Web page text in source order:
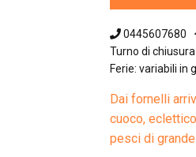
0445607680
Turno di
Ferie: variabili in
Dai fornelli
cuoco,
pesci di